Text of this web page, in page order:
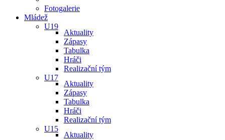
Fotogalerie
Mládež
U19
Aktuality
Zápasy
Tabulka
Hráči
Realizační tým
U17
Aktuality
Zápasy
Tabulka
Hráči
Realizační tým
U15
Aktuality